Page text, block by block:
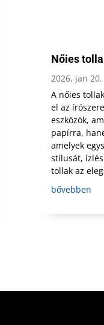
Nőies
2026, jan 20.
A nőies
el az
eszközök,
papírra,
amelyek
stílusát,
tollak az
bővebben